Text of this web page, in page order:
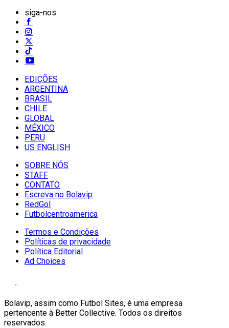
siga-nos
EDIÇÕES
ARGENTINA
BRASIL
CHILE
GLOBAL
MÉXICO
PERU
US ENGLISH
SOBRE NÓS
STAFF
CONTATO
Escreva no Bolavip
RedGol
Futbolcentroamerica
Termos e Condições
Políticas de privacidade
Política Editorial
Ad Choices
Bolavip, assim como Futbol Sites, é uma empresa
pertencente à Better Collective. Todos os direitos
reservados.